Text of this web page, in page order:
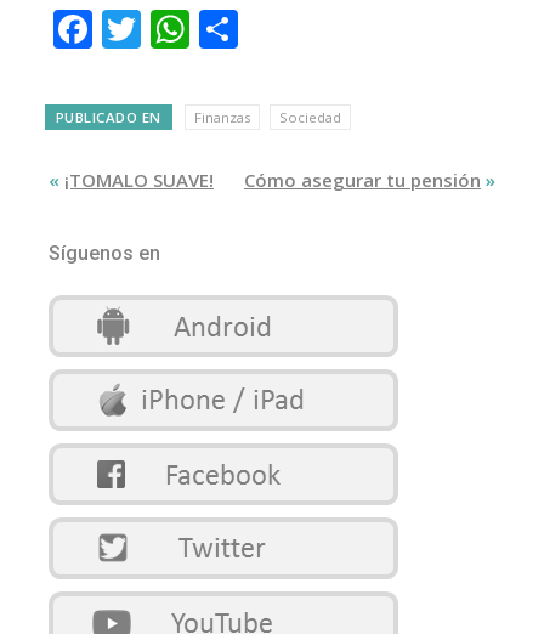
Facebook
TwitterWhatsApp
PUBLICADO EN Finanzas Sociedad
« ¡TOMALO SUAVE! Cómo asegurar tu pensión »
Síguenos en